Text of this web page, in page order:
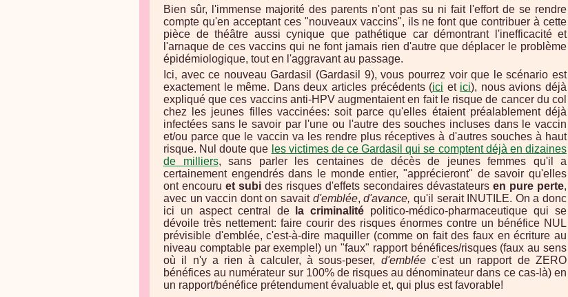
Bien sûr, l'immense majorité des parents n'ont pas su ni fait l'effort de se rendre
compte qu'en acceptant ces "nouveaux vaccins", ils ne font que contribuer à cette
pièce de théâtre aussi cynique que pathétique car démontrant l'inefficacité et
l'arnaque de ces vaccins qui ne font jamais rien d'autre que déplacer le problème
épidémiologique, tout en l'aggravant au passage.
Ici, avec ce nouveau Gardasil (Gardasil 9), vous pourrez voir que le scénario est
exactement le même. Dans deux articles précédents (ici et ici), nous avions déjà
expliqué que ces vaccins anti-HPV augmentaient en fait le risque de cancer du col
chez les jeunes filles vaccinées: soit parce qu'elles étaient préalablement déjà
infectées sans le savoir par l'une ou l'autre des souches incluses dans le vaccin
et/ou parce que le vaccin va les rendre plus réceptives à d'autres souches à haut
risque. Nul doute que les victimes de ce Gardasil qui se comptent déjà en dizaines
de milliers, sans parler les centaines de décès de jeunes femmes qu'il a
certainement engendrés dans le monde entier, "apprécieront" de savoir qu'elles
ont encouru et subi des risques d'effets secondaires dévastateurs en pure perte,
avec un vaccin dont on savait d'emblée,d'avance, qu'il serait INUTILE. On a donc
ici un aspect central de
la criminalité politico-médico-pharmaceutique qui se
dévoile très nettement: faire courir des risques énormes contre un bénéfice NUL
prévisible d'emblée, c'est-à-dire maquiller (comme on fait des faux en écriture au
niveau comptable par exemple!) un "faux" rapport bénéfices/risques (faux au sens
où il n'y a rien à calculer, à sous-peser, d'embléec'est un rapport de ZERO
bénéfices au numérateur sur 100% de risques au dénominateur dans ce cas-là) en
un rapport/bénéfice prétendument évaluable et, qui plus est favorable!